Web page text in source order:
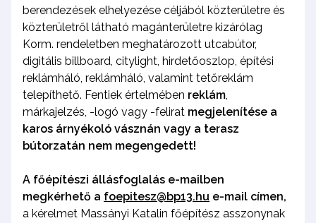
berendezések elhelyezése céljából közterületre és
közterületről látható magánterületre kizárólag
Korm. rendeletben meghatározott utcabútor,
digitális billboard, citylight, hirdetőoszlop, építési
reklámháló, reklámháló, valamint tetőreklám
telepíthető. Fentiek értelmében reklám,
márkajelzés, -logó vagy -felirat megjelenítése a
karos árnyékoló vásznán vagy a terasz
bútorzatán nem megengedett!
A főépítészi állásfoglalás e-mailben
megkérhető a foepitesz@bp13.hu e-mail címen,
a kérelmet Massányi Katalin főépítész asszonynak